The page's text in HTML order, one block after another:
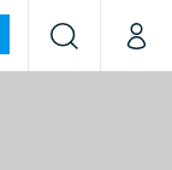
VyhledáváníMůj